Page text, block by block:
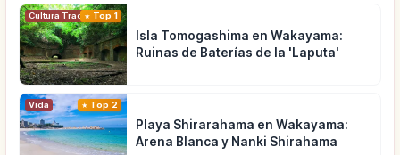
Cultura Tradicional
Top 1
Isla Tomogashima en Wakayama:
Ruinas de Baterías de la 'Laputa'
Vida Top 2
Playa Shirarahama en Wakayama:
Arena Blanca y Nanki Shirahama